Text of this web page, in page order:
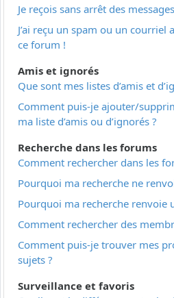
Je reçois sans arrêt des
J’ai reçu un spam ou un courriel
ce forum !
Amis et ignorés
Que sont mes listes d’amis et
Comment puis-je ajouter/
ma liste d’amis ou d’ignorés ?
Recherche dans les forums
Comment rechercher dans les
Pourquoi ma recherche ne
Pourquoi ma recherche renvoie
Comment rechercher des
Comment puis-je trouver mes
sujets ?
Surveillance et favoris